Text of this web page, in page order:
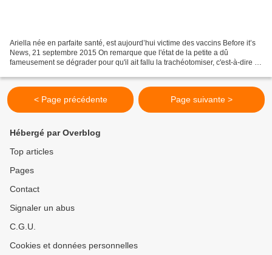
Ariella née en parfaite santé, est aujourd’hui victime des vaccins Before it’s
News, 21 septembre 2015 On remarque que l'état de la petite a dû
fameusement se dégrader pour qu'il ait fallu la trachéotomiser, c'est-à-dire lui
< Page précédente Page suivante >
Hébergé par Overblog
Top articles
Pages
Contact
Signaler un abus
C.G.U.
Cookies et données personnelles